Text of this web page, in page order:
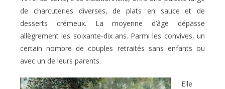
de charcuteries diverses, de plats en sauce et de
desserts crémeux. La moyenne d’âge dépasse
allègrement les soixante-dix ans. Parmi les convives, un
certain nombre de couples retraités sans enfants ou
avec un de leurs parents.
Elle